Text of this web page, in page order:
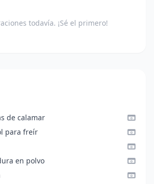
todavía. ¡Sé el primero!
de calamar
para freír
en polvo